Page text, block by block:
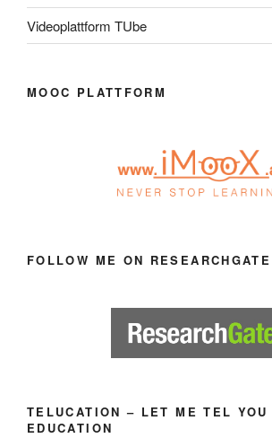
Videoplattform TUbe
MOOC PLATTFORM
FOLLOW ME ON RESEARCHGATE
TELUCATION – LET ME TEL YOU
EDUCATION